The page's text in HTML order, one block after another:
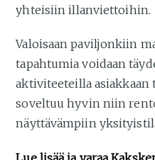
yhteisiin illanviettoihin.
Valoisaan paviljonkiin
tapahtumia voidaan
aktiviteeteilla asiakkaan
soveltuu hyvin niin
näyttävämpiin